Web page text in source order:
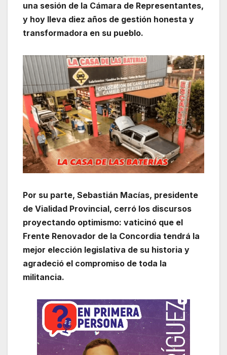
una sesión de la Cámara de Representantes,
y hoy lleva diez años de gestión honesta y
transformadora en su pueblo.
Por su parte, Sebastián Macías, presidente
de Vialidad Provincial, cerró los discursos
proyectando optimismo: vaticinó que el
Frente Renovador de la Concordia tendrá la
mejor elección legislativa de su historia y
agradeció el compromiso de toda la
militancia.